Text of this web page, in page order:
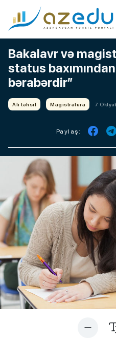
Bakalavr və
status
bərabərdir”
Ali təhsil Magistratura 7
Paylaş: